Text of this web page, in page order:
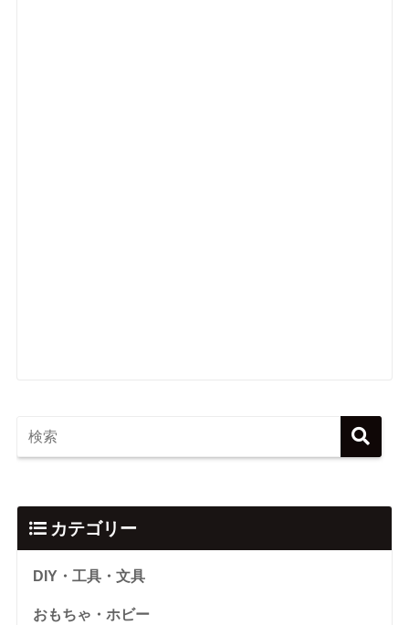
カテゴリー
DIY・工具・文具
おもちゃ・ホビー